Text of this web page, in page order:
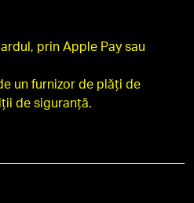
prin Apple Pay sau
un furnizor de plăți de
de siguranță.